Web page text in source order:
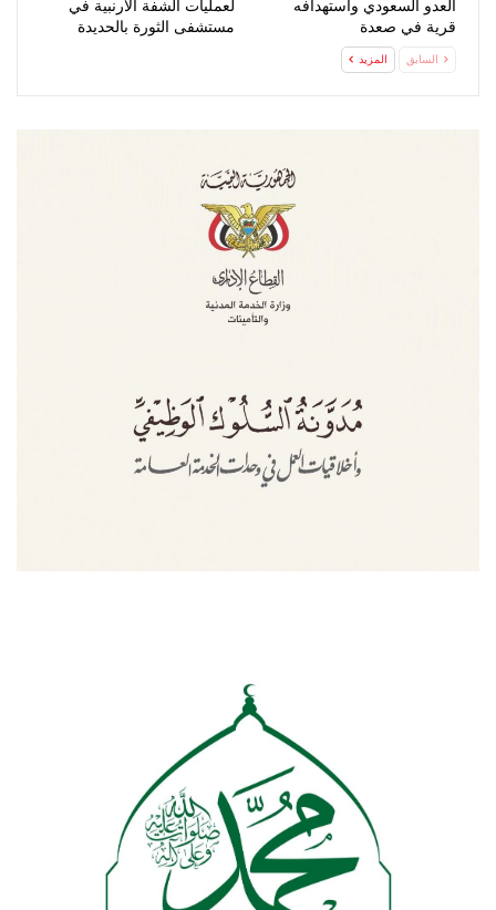
العدو السعودي واستهدافه
قرية في صعدة
لعمليات الشفة الأرنبية في
مستشفى الثورة بالحديدة
السابق المزيد